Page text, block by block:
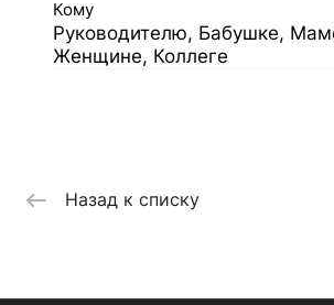
Кому
Руководителю, Бабушке,
Женщине, Коллеге
Назад к списку